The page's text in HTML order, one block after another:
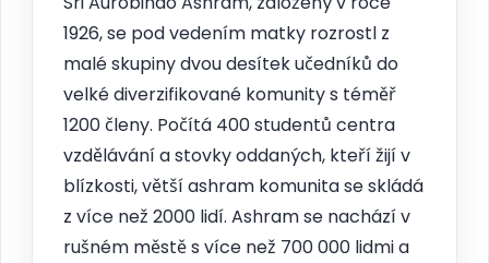
1926, se pod vedením matky rozrostl z
malé skupiny dvou desítek učedníků do
velké diverzifikované komunity s téměř
1200 členy. Počítá 400 studentů centra
vzdělávání a stovky oddaných, kteří žijí v
blízkosti, větší ashram komunita se skládá
z více než 2000 lidí. Ashram se nachází v
rušném městě s více než 700 000 lidmi a